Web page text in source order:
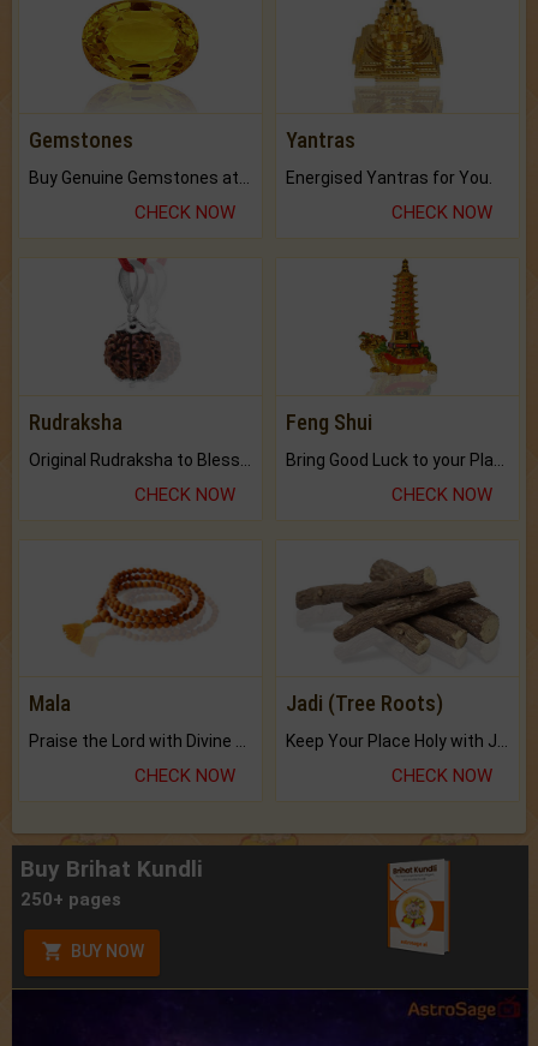
Gemstones
CHECK NOW
Yantras
Energised Yantras for You.
CHECK NOW
Rudraksha
CHECK NOW
Feng Shui
CHECK NOW
Mala
Praise the Lord with Divine Energies of Mala.
CHECK NOW
Jadi (Tree Roots)
Keep Your Place Holy with Jadi.
CHECK NOW
Buy Brihat Kundli
250+ pages
BUY NOW